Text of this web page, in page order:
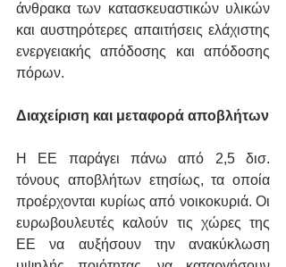
άνθρακα των κατασκευαστικών υλικών
και αυστηρότερες απαιτήσεις ελάχιστης
ενεργειακής απόδοσης και απόδοσης
πόρων.
Η ΕΕ παράγει πάνω από 2,5 δισ.
τόνους αποβλήτων ετησίως, τα οποία
προέρχονται κυρίως από νοικοκυριά. Οι
ευρωβουλευτές καλούν τις χώρες της
ΕΕ να αυξήσουν την ανακύκλωση